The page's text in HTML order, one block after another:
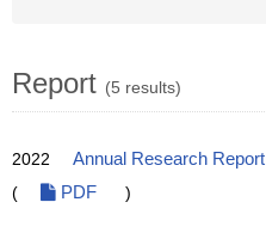
Report (5 results)
2022 Annual Research Report
(
PDF )